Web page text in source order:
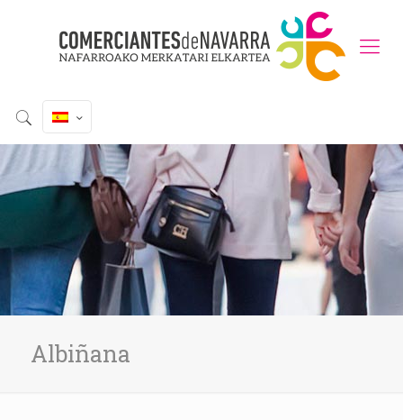
Albiñana